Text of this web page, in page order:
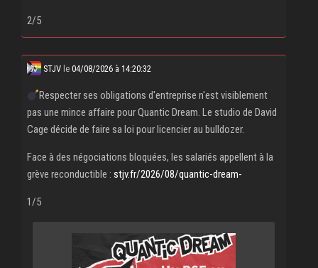
2/5
STJV le 04/08/2026 à 14:20:32
Respecter ses obligations d'entreprise n'est visiblement
pas une mince affaire pour Quantic Dream. Le studio de David
Cage décide de faire sa loi pour licencier au bulldozer.
Face à des négociations bloquées, les salariés appellent à la
grève reconductible : stjv.fr/2026/08/quantic-dream-
1/5